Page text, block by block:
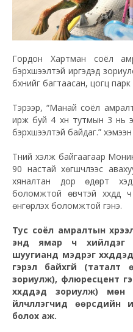
Гордон Хартман соёл
бэрхшээлтэй иргэдэд
бүхнийг багтаасан, цогц парк
Тэрээр, “Манай соёл
ирж буй 4 хүн тутмын 3 нь
бэрхшээлтэй байдаг.”
Түүний хэлж байгаагаар
90 настай хөгшчүүлээс
хяналтан дор өдөрт
боломжтой өвчтэй
өнгөрүүлэх боломжтой гэнэ.
Тус соёл амралтын
энд ямар ч хийлдэг
шуугианд мэдрэг
гэрэл байхгүй (таталт
зориулж), флюресцент
хүүхдүүдэд зориулж)
үйлчлүүлэгчид
болох аж.